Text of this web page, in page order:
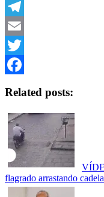
Link
WhatsApp
Telegram
Email
Twitter
Related posts:
flagrado arrastando